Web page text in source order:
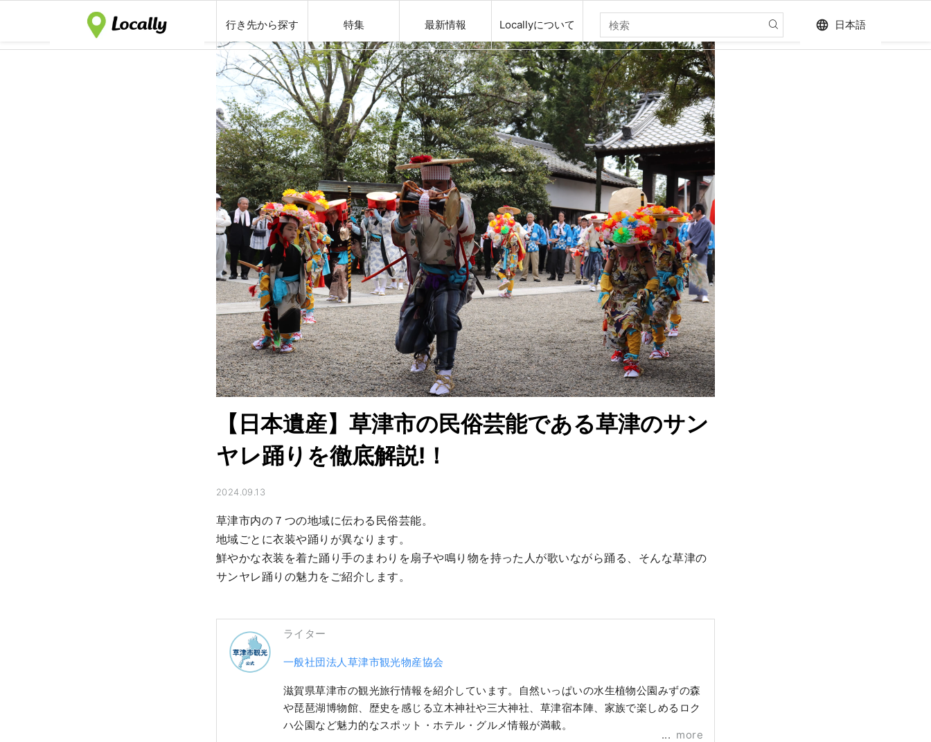
行き先から探す 特集 最新情報 Locallyについて language 日本語
【日本遺産】草津市の民俗芸能である草津のサン
ヤレ踊りを徹底解説!！
2024.09.13
草津市内の７つの地域に伝わる民俗芸能。
地域ごとに衣装や踊りが異なります。
鮮やかな衣装を着た踊り手のまわりを扇子や鳴り物を持った人が歌いながら踊る、そんな草津の
サンヤレ踊りの魅力をご紹介します。
ライター
一般社団法人草津市観光物産協会
滋賀県草津市の観光旅行情報を紹介しています。自然いっぱいの水生植物公園みずの森
や琵琶湖博物館、歴史を感じる立木神社や三大神社、草津宿本陣、家族で楽しめるロク
ハ公園など魅力的なスポット・ホテル・グルメ情報が満載。
more